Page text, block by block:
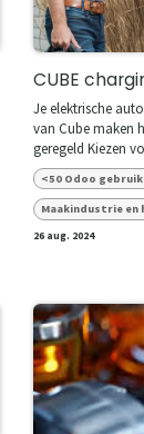
CUBE
Je elektrische
van Cube maken
geregeld Kiezen
<50 Odoo
Maakindustrie en
26 aug. 2024